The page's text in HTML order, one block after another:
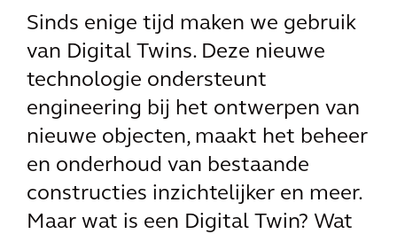
Sinds enige tijd maken we gebruik
van Digital Twins. Deze nieuwe
technologie ondersteunt
engineering bij het ontwerpen van
nieuwe objecten, maakt het beheer
en onderhoud van bestaande
constructies inzichtelijker en meer.
Maar wat is een Digital Twin? Wat